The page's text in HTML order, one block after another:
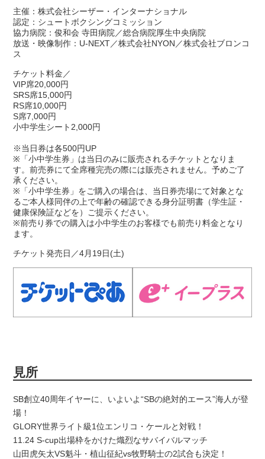
主催：株式会社シーザー・インターナショナル
認定：シュートボクシングコミッション
協力病院：俊和会 寺田病院／総合病院厚生中央病院
放送・映像制作：U-NEXT／株式会社NYON／株式会社ブロンコ
ス
チケット料金／
VIP席20,000円
SRS席15,000円
RS席10,000円
S席7,000円
小中学生シート2,000円
※当日券は各500円UP
※「小中学生券」は当日のみに販売されるチケットとなりま
す。前売券にて全席種完売の際には販売されません。予めご了
承ください。
※「小中学生券」をご購入の場合は、当日券売場にて対象とな
るご本人様同伴の上で年齢の確認できる身分証明書（学生証・
健康保険証などを）ご提示ください。
※前売り券での購入は小中学生のお客様でも前売り料金となり
ます。
チケット発売日／4月19日(土)
見所
SB創立40周年イヤーに、いよいよ“SBの絶対的エース”海人が登
場！
GLORY世界ライト級1位エンリコ・ケールと対戦！
11.24 S-cup出場枠をかけた熾烈なサバイバルマッチ
山田虎矢太VS魁斗・植山征紀vs牧野騎士の2試合も決定！